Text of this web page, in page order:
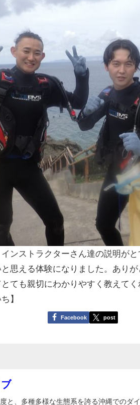
ンストラクターさん達の説明が
思える体験になりました。あり
ても親切にわかりやすく教えて
】
Facebook post
と、多種多様な生態系を誇る沖縄でのダ